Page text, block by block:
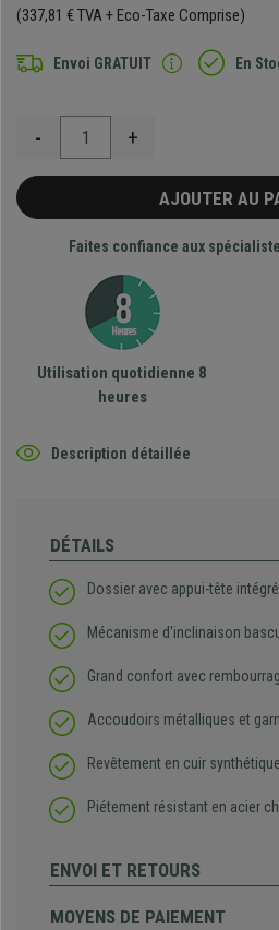
(337,81 € TVA + Eco-Taxe Comprise)
Envoi GRATUIT En
- +
AJOUTER AU
Faites confiance aux
Utilisation quotidienne 8
heures
Description détaillée
DÉTAILS
Dossier avec appui-tête intégré
Mécanisme d'inclinaison
Grand confort avec
Accoudoirs métalliques et
Revêtement en cuir
Piétement résistant en acier
ENVOI ET RETOURS
MOYENS DE PAIEMENT